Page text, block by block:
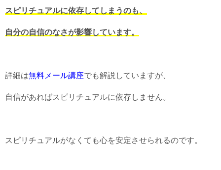
スピリチュアルに依存してしまうのも、
自分の自信のなさが影響しています。
詳細は無料メール講座でも解説していますが、
自信があればスピリチュアルに依存しません。
スピリチュアルがなくても心を安定させられるのです。